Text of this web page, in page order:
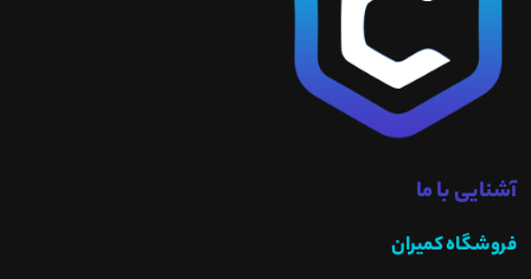
آشنایی با ما
فروشگاه کمیران